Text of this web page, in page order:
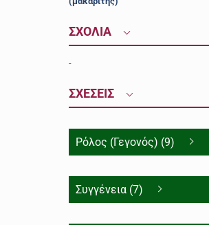
ΣΧΟΛΙΑ
-
ΣΧΕΣΕΙΣ
Ρόλος (Γεγονός) (9)
Συγγένεια (7)